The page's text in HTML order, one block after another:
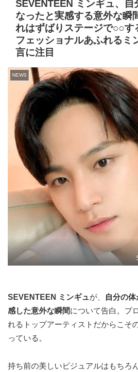
SEVENTEEN ミンギュ、自
なったと実感する意外な瞬
れはずばりステージで○○
フェッショナルあふれるミ
言に注目
NEWS
SEVENTEEN ミンギュが、
自分の
感した意外な瞬間について告白。プ
れるトップアーティストだからこそ
っている。
持ち前の美しいビジュアルはもちろ